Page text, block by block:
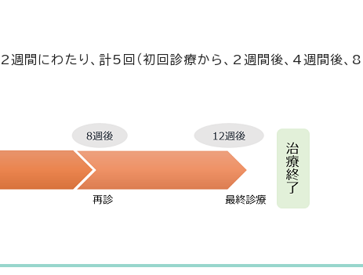
間にわたり、計5回（初回診療から、2週間後、4週間後、